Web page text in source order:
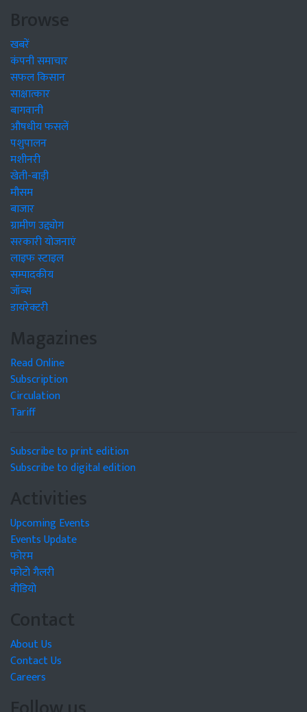
Browse
खबरें
कंपनी समाचार
सफल किसान
साक्षात्कार
बागवानी
औषधीय फसलें
पशुपालन
मशीनरी
खेती-बाड़ी
मौसम
बाजार
ग्रामीण उद्द्योग
सरकारी योजनाएं
लाइफ स्टाइल
सम्पादकीय
जॉब्स
डायरेक्टरी
Magazines
Read Online
Subscription
Circulation
Tariff
Subscribe to print edition
Subscribe to digital edition
Activities
Upcoming Events
Events Update
फोरम
फोटो गैलरी
वीडियो
Contact
About Us
Contact Us
Careers